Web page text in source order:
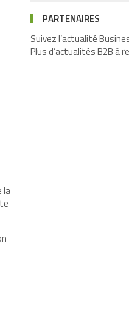
la
PARTENAIRES
Suivez l’actualité
Plus d’actualités B2B à